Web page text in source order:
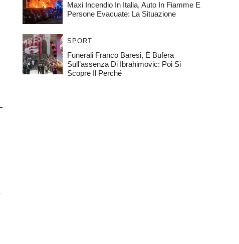
Maxi Incendio In Italia, Auto In Fiamme E
Persone Evacuate: La Situazione
SPORT
Funerali Franco Baresi, È Bufera
Sull’assenza Di Ibrahimovic: Poi Si
Scopre Il Perché